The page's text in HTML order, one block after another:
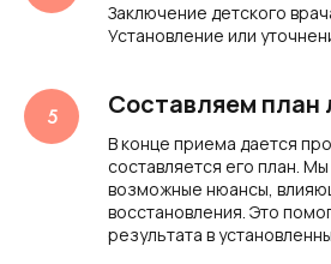
Заключение детского
Установление или
Составляем план
В конце приема дается
составляется его план.
возможные нюансы,
восстановления. Это
результата в